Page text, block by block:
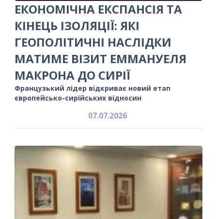
ЕКОНОМІЧНА ЕКСПАНСІЯ ТА
КІНЕЦЬ ІЗОЛЯЦІЇ: ЯКІ
ГЕОПОЛІТИЧНІ НАСЛІДКИ
МАТИМЕ ВІЗИТ ЕММАНУЕЛЯ
МАКРОНА ДО СИРІЇ
Французький лідер відкриває новий етап
європейсько-сирійських відносин
07.07.2026